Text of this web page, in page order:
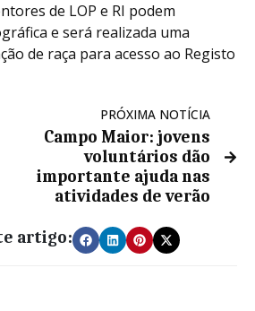
de LOP e RI podem
e será realizada uma
de raça para acesso ao Registo
PRÓXIMA NOTÍCIA
Campo Maior: jovens
voluntários dão
importante ajuda nas
atividades de verão
artigo: